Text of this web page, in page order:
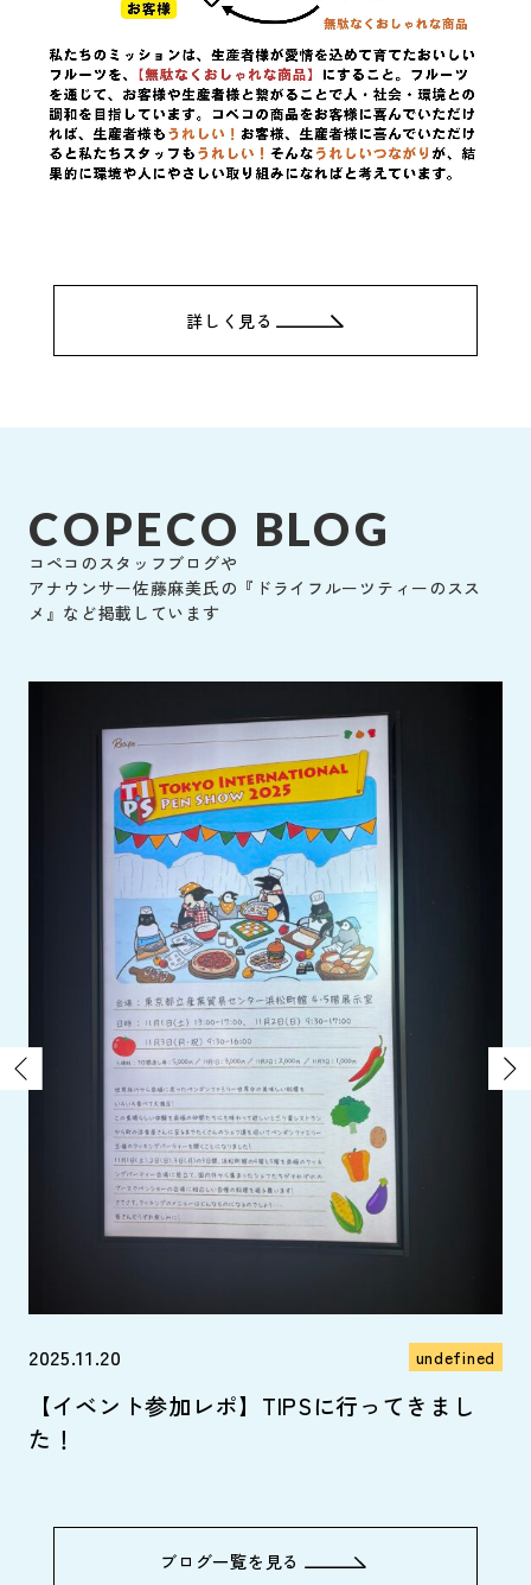
詳しく見る
COPECO BLOG
コペコのスタッフブログや
アナウンサー佐藤麻美氏の『ドライフルーツティーのスス
メ』など掲載しています
2025.11.20 undefined
【イベント参加レポ】TIPSに行ってきまし
た！
ブログ一覧を見る